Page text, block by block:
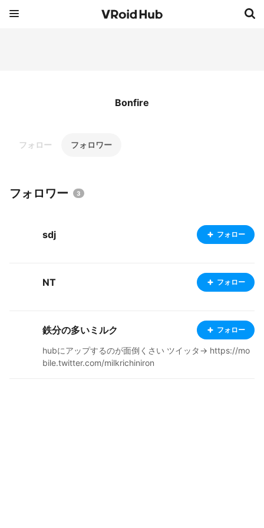
Bonfire
フォロー フォロワー
フォロワー 3
sdj フォロー
NT フォロー
鉄分の多いミルク フォロー
hubにアップするのが面倒くさい ツイッタ→ https://mo
bile.twitter.com/milkrichiniron